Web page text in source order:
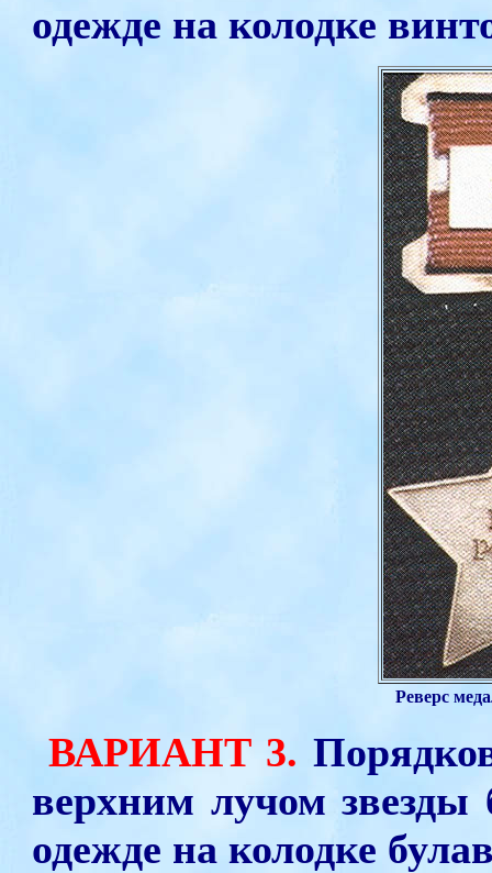
одежде на колодке
Реверс
ВАРИАНТ 3.
верхним лучом
одежде на колодке